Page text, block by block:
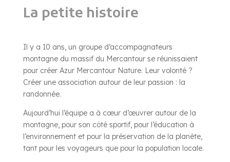
La petite histoire
Il y a 10 ans, un groupe d’accompagnateurs
montagne du massif du Mercantour se réunissaient
pour créer Azur Mercantour Nature. Leur volonté ?
Créer une association autour de leur passion : la
randonnée.
Aujourd’hui l’équipe a à cœur d’œuvrer autour de la
montagne, pour son côté sportif, pour l’éducation à
l’environnement et pour la préservation de la planète,
tant pour les voyageurs que pour la population locale.